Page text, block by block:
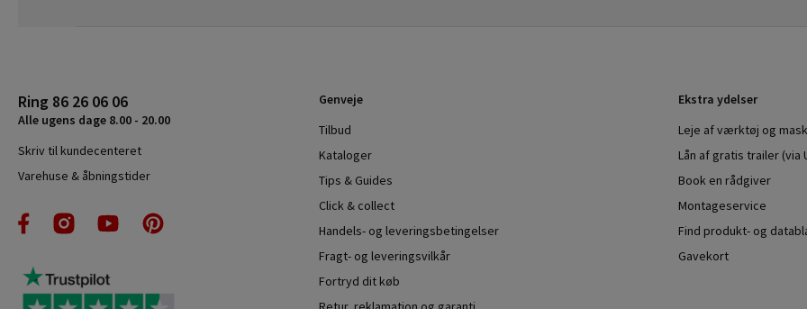
Ring 86 26 06 06
Alle ugens dage 8.00 - 20.00
Skriv til kundecenteret
Varehuse & åbningstider
Genveje
Tilbud
Kataloger
Tips & Guides
Click & collect
Handels- og leveringsbetingelser
Fragt- og leveringsvilkår
Fortryd dit køb
Ekstra ydelser
Leje af værktøj og
Lån af gratis trailer (via
Book en rådgiver
Montageservice
Find produkt- og
Gavekort